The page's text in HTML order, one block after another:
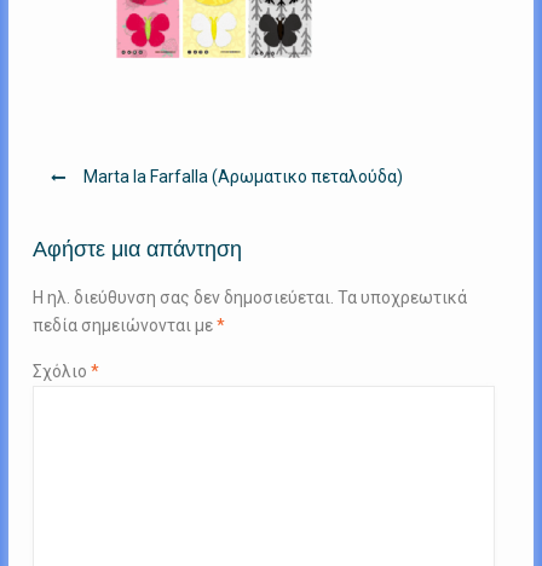
Πλοήγηση
Marta la Farfalla (Αρωματικο πεταλούδα)
Αφήστε μια απάντηση
Η ηλ. διεύθυνση σας δεν δημοσιεύεται. Τα υποχρεωτικά
πεδία σημειώνονται με*
Σχόλιο *